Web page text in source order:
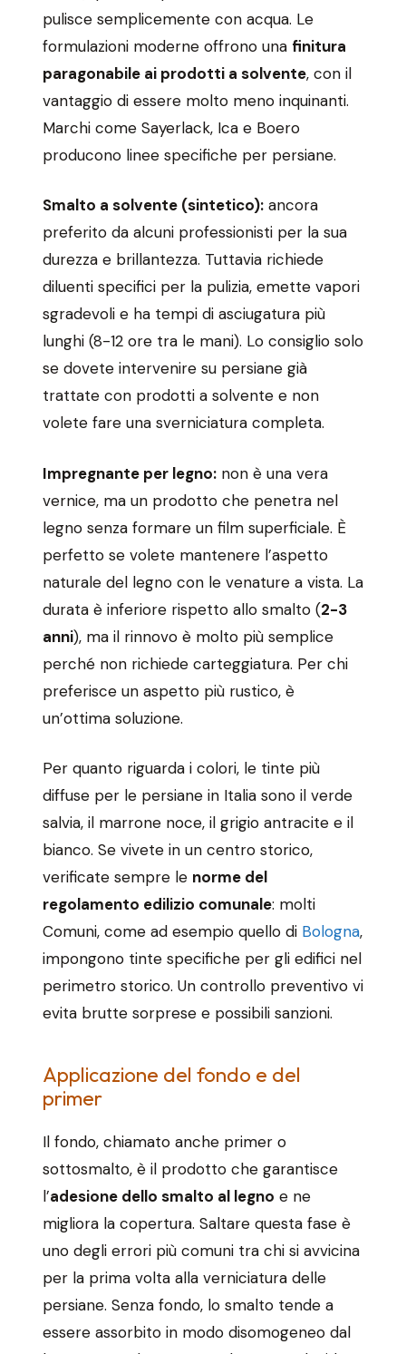
pulisce semplicemente con acqua. Le
formulazioni moderne offrono una finitura
paragonabile ai prodotti a solvente, con il
vantaggio di essere molto meno inquinanti.
Marchi come Sayerlack, Ica e Boero
producono linee specifiche per persiane.
Smalto a solvente (sintetico): ancora
preferito da alcuni professionisti per la sua
durezza e brillantezza. Tuttavia richiede
diluenti specifici per la pulizia, emette vapori
sgradevoli e ha tempi di asciugatura più
lunghi (8-12 ore tra le mani). Lo consiglio solo
se dovete intervenire su persiane già
trattate con prodotti a solvente e non
volete fare una sverniciatura completa.
Impregnante per legno: non è una vera
vernice, ma un prodotto che penetra nel
legno senza formare un film superficiale. È
perfetto se volete mantenere l’aspetto
naturale del legno con le venature a vista. La
durata è inferiore rispetto allo smalto (2-3
anni), ma il rinnovo è molto più semplice
perché non richiede carteggiatura. Per chi
preferisce un aspetto più rustico, è
un’ottima soluzione.
Per quanto riguarda i colori, le tinte più
diffuse per le persiane in Italia sono il verde
salvia, il marrone noce, il grigio antracite e il
bianco. Se vivete in un centro storico,
verificate sempre le norme del
regolamento edilizio comunale: molti
Comuni, come ad esempio quello di Bologna,
impongono tinte specifiche per gli edifici nel
perimetro storico. Un controllo preventivo vi
evita brutte sorprese e possibili sanzioni.
Applicazione del fondo e del
primer
Il fondo, chiamato anche primer o
sottosmalto, è il prodotto che garantisce
l’adesione dello smalto al legno e ne
migliora la copertura. Saltare questa fase è
uno degli errori più comuni tra chi si avvicina
per la prima volta alla verniciatura delle
persiane. Senza fondo, lo smalto tende a
essere assorbito in modo disomogeneo dal